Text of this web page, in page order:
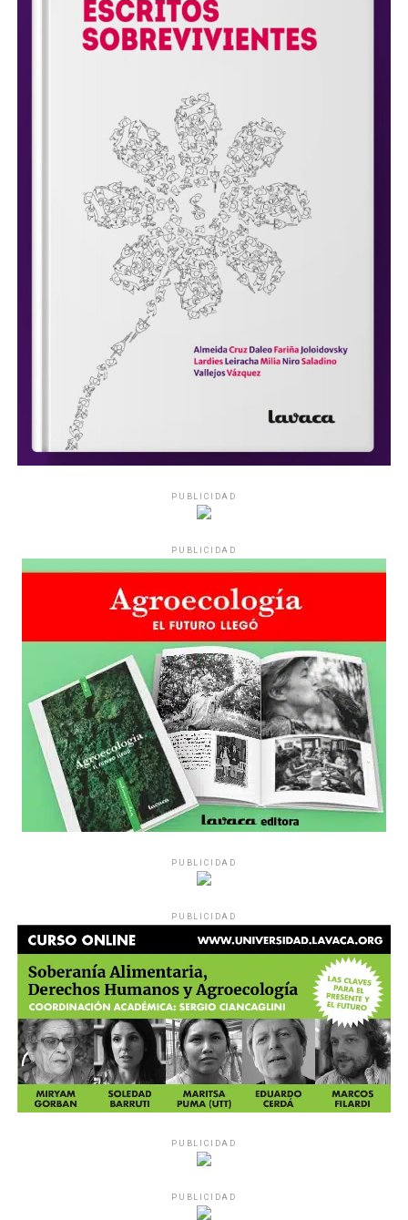
PUBLICIDAD
PUBLICIDAD
PUBLICIDAD
PUBLICIDAD
PUBLICIDAD
PUBLICIDAD